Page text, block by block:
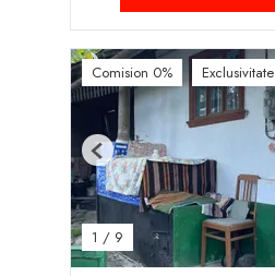
Comision 0% Exclusivitate
1 / 9
Previous